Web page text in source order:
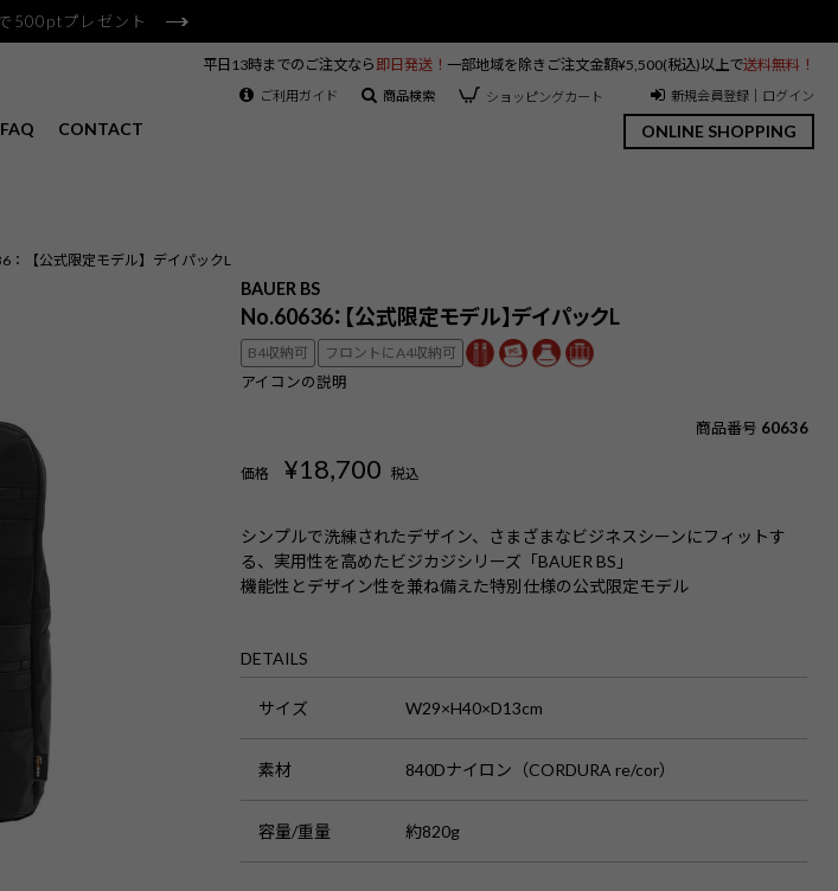
500ptプレゼント
FAQ CONTACT ONLINE SHOPPING
平日13時までのご注文なら 即日発送！ 一部地域を除きご注文金額¥5,500(税込)以上で送料無料！
ご利用ガイド 商品検索 ショッピングカート 新規会員登録｜ログイン
：【公式限定モデル】デイパックL
BAUER BS
No.60636：【公式限定モデル】デイパックL
B4収納可
フロントにA4収納可
アイコンの説明
商品番号 60636
価格 ¥18,700 税込
シンプルで洗練されたデザイン、さまざまなビジネスシーンにフィットす
る、実用性を高めたビジカジシリーズ「BAUER BS」
機能性とデザイン性を兼ね備えた特別仕様の公式限定モデル
DETAILS
サイズ W29×H40×D13cm
素材 840Dナイロン（CORDURA re/cor）
容量/重量 約820g